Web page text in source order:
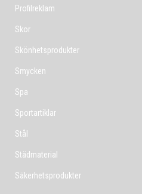
Profilreklam
Skor
Skönhetsprodukter
Smycken
Spa
Sportartiklar
Stål
Städmaterial
Säkerhetsprodukter